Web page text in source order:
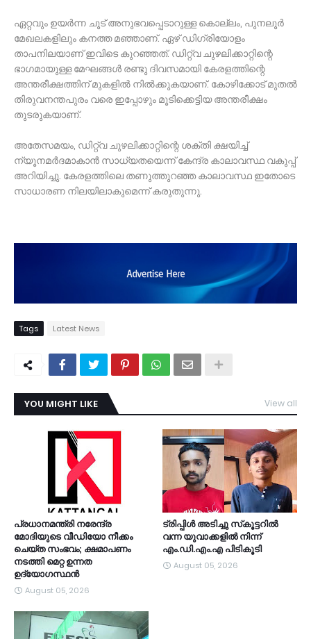
​ഏറ്റവും ഉയർന്ന ചൂട് അനുഭവപ്പെടാറുള്ള കൊല്ലം, പുനലൂർ
മേഖലകളിലും കനത്ത മഞ്ഞാണ്. ഏഴ് ഡിഗ്രിയോളം
താപനിലയാണ് ഇവിടെ കുറഞ്ഞത്. ഡിറ്റ്‌വ ചുഴലിക്കാറ്റിന്റെ
ഭാഗമായുള്ള മേഘങ്ങൾ രണ്ടു ദിവസമായി കേരളത്തിന്റെ
അന്തരീക്ഷത്തിന് മുകളിൽ നിൽക്കുകയാണ്. കോഴിക്കോട് മുതൽ
തിരുവനന്തപുരം വരെ ഇപ്പോഴും മൂടിക്കെട്ടിയ അന്തരീക്ഷം
തുടരുകയാണ്.
​അതേസമയം, ഡിറ്റ്‌വ ചുഴലിക്കാറ്റിന്റെ ശക്തി ക്ഷയിച്ച്
ന്യൂനമർദമാകാൻ സാധ്യതയെന്ന് കേന്ദ്ര കാലാവസ്ഥ വകുപ്പ്
അറിയിച്ചു. കേരളത്തിലെ തണുത്തുറഞ്ഞ കാലാവസ്ഥ ഇതോടെ
സാധാരണ നിലയിലാകുമെന്ന് കരുതുന്നു.
Tags Latest News
YOU MIGHT LIKE View all
പ്രധാനമന്ത്രി നരേന്ദ്ര
മോദിയുടെ വീഡിയോ നീക്കം
ചെയ്ത സംഭവം; ക്ഷമാപണം
നടത്തി മെറ്റ ഉന്നത
ഉദ്യോഗസ്ഥന്‍
August 05, 2026
ട്രിപ്പിള്‍ അടിച്ചു സ്‌കൂട്ടറില്‍
വന്ന യുവാക്കളില്‍ നിന്ന്
എം.ഡി.എം.എ പിടികൂടി
August 05, 2026